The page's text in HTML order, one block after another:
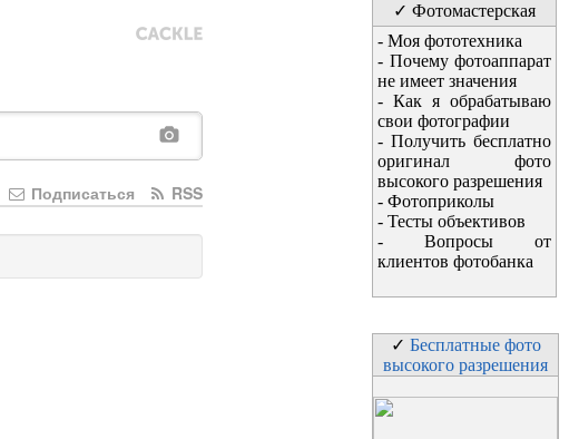
RSS
Подписаться
✓ Фотомастерская
- Моя фототехника
- Почему фотоаппарат
не имеет значения
- Как я обрабатываю
свои фотографии
- Получить бесплатно
оригинал фото
высокого разрешения
- Фотоприколы
- Тесты объективов
- Вопросы от
клиентов фотобанка
✓ Бесплатные фото
высокого разрешения